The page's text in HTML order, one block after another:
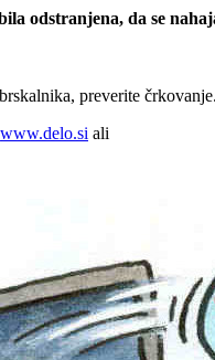
odstranjena, da se
preverite črkovanje.
www.delo.si ali